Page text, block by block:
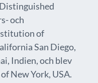
och
of
San Diego,
Indien, och blev
New York, USA.